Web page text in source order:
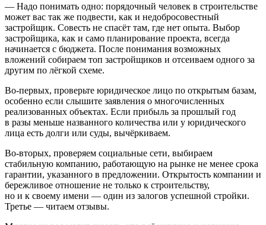
— Надо понимать одно: порядочный человек в строительстве
может вас так же подвести, как и недобросовестный
застройщик. Совесть не спасёт там, где нет опыта. Выбор
застройщика, как и само планирование проекта, всегда
начинается с бюджета. После понимания возможных
вложений собираем топ застройщиков и отсеиваем одного за
другим по лёгкой схеме.
Во-первых, проверьте юридическое лицо по открытым базам,
особенно если слышите заявления о многочисленных
реализованных объектах. Если прибыль за прошлый год
в разы меньше названного количества или у юридического
лица есть долги или суды, вычёркиваем.
Во-вторых, проверяем социальные сети, выбираем
стабильную компанию, работающую на рынке не менее срока
гарантии, указанного в предложении. Открытость компании и
бережливое отношение не только к строительству,
но и к своему имени — один из залогов успешной стройки.
Третье — читаем отзывы.